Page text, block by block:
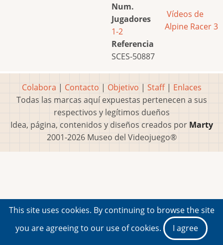
Num.
Jugadores
1-2
Referencia
SCES-50887
Vídeos de
Alpine Racer 3
Colabora | Contacto | Objetivo | Staff| Enlaces
Todas las marcas aquí expuestas pertenecen a sus
respectivos y legítimos dueños
Idea, página, contenidos y diseños creados por Marty
2001-2026 Museo del Videojuego®
This site uses cookies. By continuing to browse the site
you are agreeing to our use of cookies.
I agree